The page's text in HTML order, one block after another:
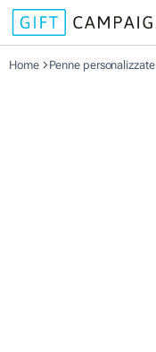
Home Penne personalizzate